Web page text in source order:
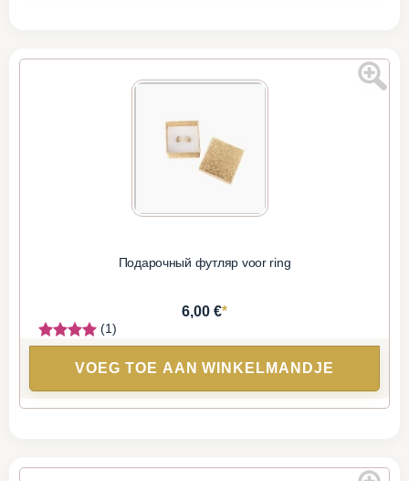
Подарочный футляр voor ring
6,00 €*
(1)
VOEG TOE AAN WINKELMANDJE